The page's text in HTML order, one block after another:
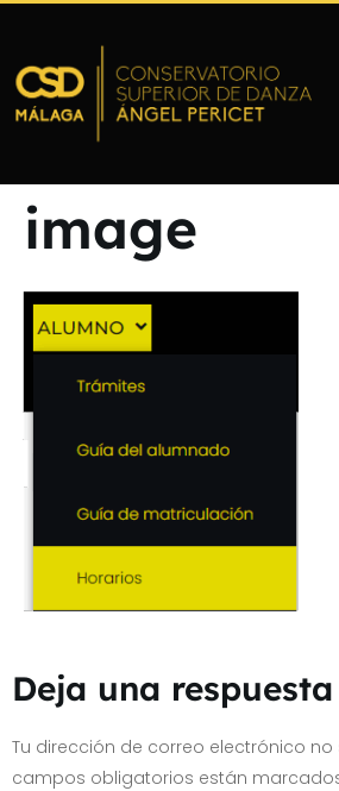
image
Deja una respuesta
Tu dirección de correo electrónico
campos obligatorios están